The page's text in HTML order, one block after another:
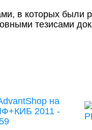
в которых были
тезисами